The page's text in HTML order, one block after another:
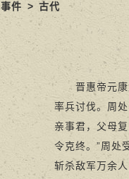
事件 > 古代
晋惠帝元康六
率兵讨伐。周
亲事君，父母
令克终。”周处
斩杀敌军万余